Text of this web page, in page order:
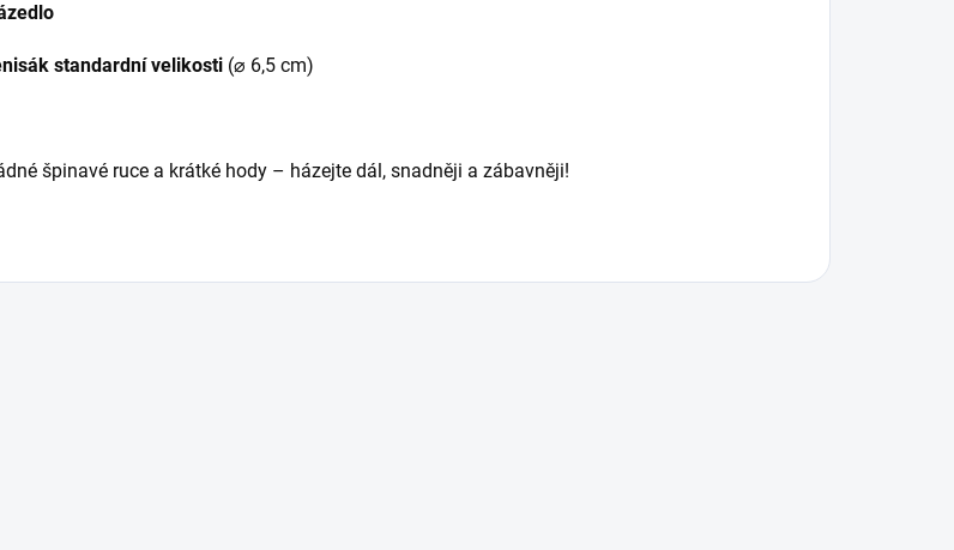
standardní velikosti (⌀ 6,5 cm)
špinavé ruce a krátké hody – házejte dál, snadněji a zábavněji!